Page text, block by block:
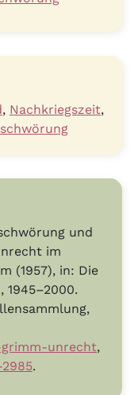
, Nachkriegszeit,
und
im
(1957), in: Die
1945–2000.
unrecht,
.